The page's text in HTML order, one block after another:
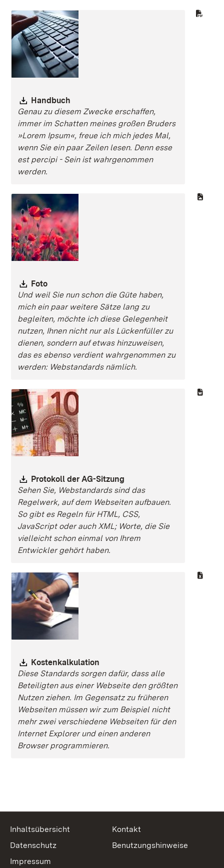
Download:
Handbuch
Genau zu diesem Zwecke erschaffen,
immer im Schatten meines großen Bruders
»Lorem Ipsum«, freue ich mich jedes Mal,
wenn Sie ein paar Zeilen lesen. Denn esse
est percipi - Sein ist wahrgenommen
werden.
Download:
Foto
Und weil Sie nun schon die Güte haben,
mich ein paar weitere Sätze lang zu
begleiten, möchte ich diese Gelegenheit
nutzen, Ihnen nicht nur als Lückenfüller zu
dienen, sondern auf etwas hinzuweisen,
das es ebenso verdient wahrgenommen zu
werden: Webstandards nämlich.
Download:
Protokoll der AG-Sitzung
Sehen Sie, Webstandards sind das
Regelwerk, auf dem Webseiten aufbauen.
So gibt es Regeln für HTML, CSS,
JavaScript oder auch XML; Worte, die Sie
vielleicht schon einmal von Ihrem
Entwickler gehört haben.
Download:
Kostenkalkulation
Diese Standards sorgen dafür, dass alle
Beteiligten aus einer Webseite den größten
Nutzen ziehen. Im Gegensatz zu früheren
Webseiten müssen wir zum Beispiel nicht
mehr zwei verschiedene Webseiten für den
Internet Explorer und einen anderen
Browser programmieren.
Inhaltsübersicht
Kontakt
Datenschutz
Benutzungshinweise
Impressum